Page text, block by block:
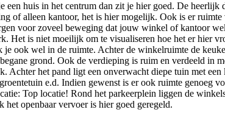
huis in het centrum dan zit je hier goed. De heerlijk
of alleen kantoor, het is hier mogelijk. Ook is er
voor zoveel beweging dat jouw winkel of kantoor
Het is niet moeilijk om te visualiseren hoe het er hier
ook wel in de ruimte. Achter de winkelruimte de
grond. Ook de verdieping is ruim en verdeeld in
Achter het pand ligt een onverwacht diepe tuin met
e.d. Indien gewenst is er ook ruimte genoeg
Top locatie! Rond het parkeerplein liggen de
openbaar vervoer is hier goed geregeld.